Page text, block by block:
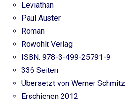
Leviathan
Paul Auster
Roman
Rowohlt Verlag
ISBN: 978-3-499-25791-9
336 Seiten
Übersetzt von Werner Schmitz
Erschienen 2012